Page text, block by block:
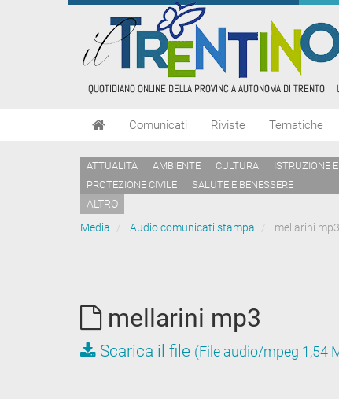
Comunicati Riviste Tematiche
ATTUALITÀ AMBIENTE CULTURA ISTRUZIONE
PROTEZIONE CIVILE
SALUTE E BENESSERE
ALTRO
Media
Audio comunicati stampa mellarini mp3
mellarini mp3
Scarica il file (File audio/mpeg 1,54